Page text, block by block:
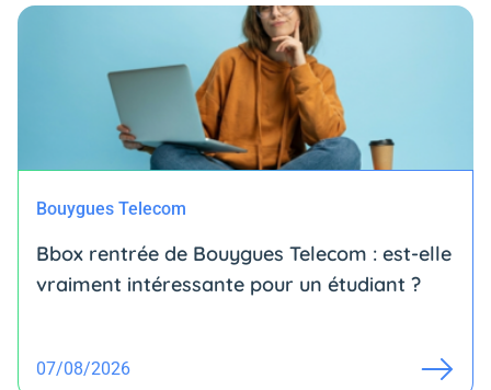
Bouygues Telecom
Bbox rentrée de Bouygues Telecom : est-elle
vraiment intéressante pour un étudiant ?
07/08/2026